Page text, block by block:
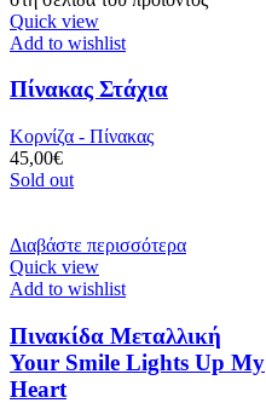
Quick view
Add to wishlist
Πίνακας Στάχια
Κορνίζα - Πίνακας
45,00€
Sold out
Διαβάστε περισσότερα
Quick view
Add to wishlist
Πινακίδα Μεταλλική
Your Smile Lights Up My
Heart